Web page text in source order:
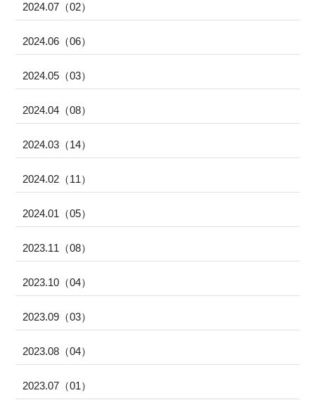
2024.07（02）
2024.06（06）
2024.05（03）
2024.04（08）
2024.03（14）
2024.02（11）
2024.01（05）
2023.11（08）
2023.10（04）
2023.09（03）
2023.08（04）
2023.07（01）